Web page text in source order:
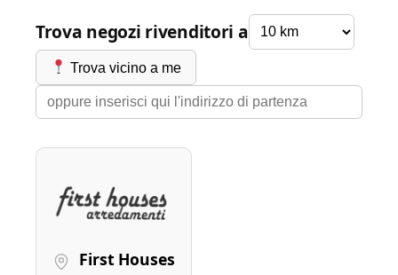
Trova negozi rivenditori a
Trova vicino a me
First Houses